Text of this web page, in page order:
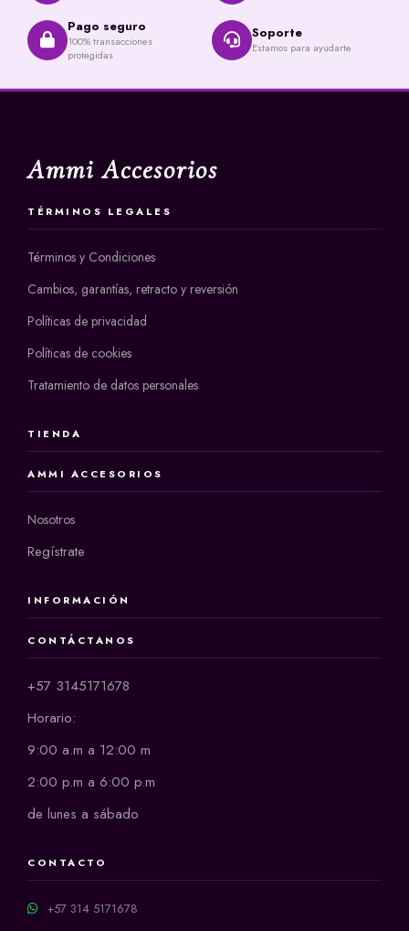
Pago seguro
100% transacciones
protegidas
Soporte
Estamos para ayudarte
Ammi Accesorios
TÉRMINOS LEGALES
Términos y Condiciones
Cambios, garantías, retracto y reversión
Políticas de privacidad
Políticas de cookies
Tratamiento de datos personales
TIENDA
AMMI ACCESORIOS
Nosotros
Regístrate
INFORMACIÓN
CONTÁCTANOS
+57 3145171678
Horario:
9:00 a.m a 12:00 m
2:00 p.m a 6:00 p.m
de lunes a sábado
CONTACTO
+57 314 5171678